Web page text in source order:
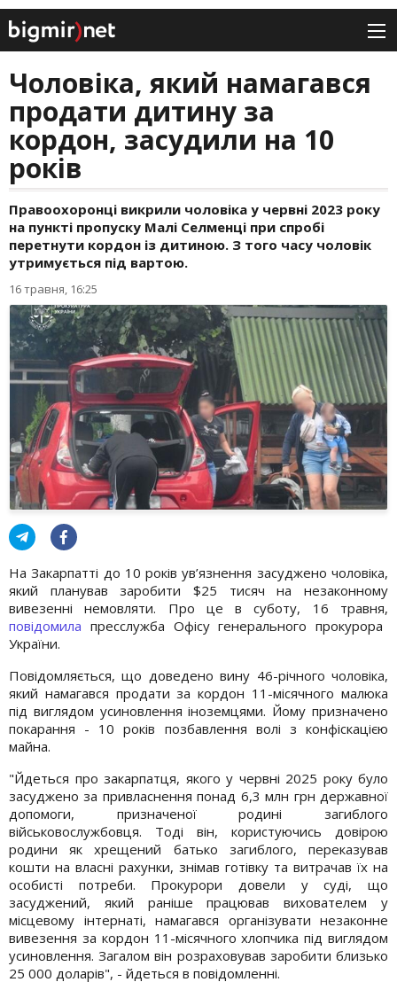
Чоловіка, який намагався
продати дитину за
кордон, засудили на 10
років
Правоохоронці викрили чоловіка у червні 2023 року
на пункті пропуску Малі Селменці при спробі
перетнути кордон із дитиною. З того часу чоловік
утримується під вартою.
16 травня, 16:25
На Закарпатті до 10 років ув’язнення засуджено чоловіка,
який планував заробити $25 тисяч на незаконному
вивезенні немовляти. Про це в суботу, 16 травня,
повідомила пресслужба Офісу генерального прокурора
України.
Повідомляється, що доведено вину 46-річного чоловіка,
який намагався продати за кордон 11-місячного малюка
під виглядом усиновлення іноземцями. Йому призначено
покарання - 10 років позбавлення волі з конфіскацією
майна.
"Йдеться про закарпатця, якого у червні 2025 року було
засуджено за привласнення понад 6,3 млн грн державної
допомоги, призначеної родині загиблого
військовослужбовця. Тоді він, користуючись довірою
родини як хрещений батько загиблого, переказував
кошти на власні рахунки, знімав готівку та витрачав їх на
особисті потреби. Прокурори довели у суді, що
засуджений, який раніше працював вихователем у
місцевому інтернаті, намагався організувати незаконне
вивезення за кордон 11-місячного хлопчика під виглядом
усиновлення. Загалом він розраховував заробити близько
25 000 доларів", - йдеться в повідомленні.